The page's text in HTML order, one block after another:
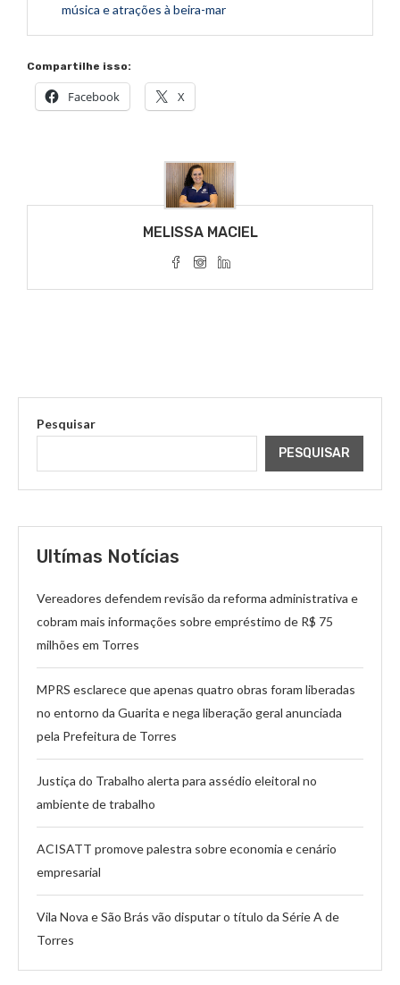
música e atrações à beira-mar
Compartilhe isso:
Facebook X
MELISSA MACIEL
Pesquisar
PESQUISAR
Ultímas Notícias
Vereadores defendem revisão da reforma administrativa e
cobram mais informações sobre empréstimo de R$ 75
milhões em Torres
MPRS esclarece que apenas quatro obras foram liberadas
no entorno da Guarita e nega liberação geral anunciada
pela Prefeitura de Torres
Justiça do Trabalho alerta para assédio eleitoral no
ambiente de trabalho
ACISATT promove palestra sobre economia e cenário
empresarial
Vila Nova e São Brás vão disputar o título da Série A de
Torres